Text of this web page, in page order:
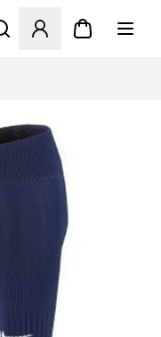
en Modal til at